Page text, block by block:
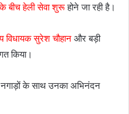
बीच हेली सेवा शुरूहोने जा रही है।
विधायक सुरेश चौहान और बड़ी
किया।
के साथ उनका अभिनंदन